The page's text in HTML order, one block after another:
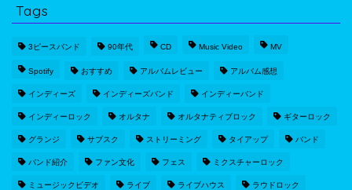
Tags
3ピースバンド 90年代 CD Music Video MV
Spotify おすすめ アルバムレビュー アルバム感想
インディーズ インディーズバンド インディーバンド
インディーロック オルタナ オルタナティブロック ギターロック
グランジ サブスク ストリーミング タイアップ バンド
バンド紹介 ファン文化 フェス ミクスチャーロック
ミュージックビデオ ライブ ライブハウス ラウドロック